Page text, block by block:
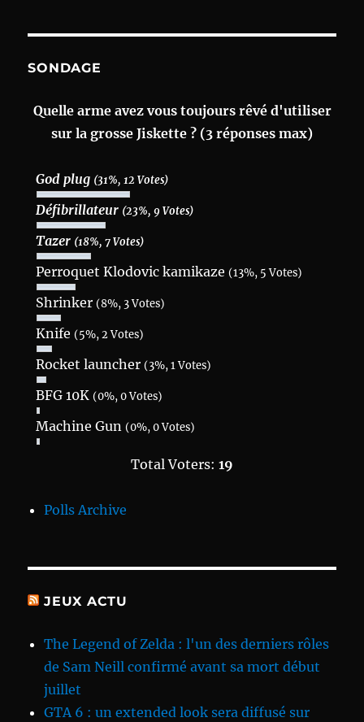
SONDAGE
Quelle arme avez vous toujours rêvé d'utiliser
sur la grosse Jiskette ? (3 réponses max)
God plug (31%, 12 Votes)
Défibrillateur (23%, 9 Votes)
Tazer (18%, 7 Votes)
Perroquet Klodovic kamikaze(13%, 5 Votes)
Shrinker(8%, 3 Votes)
Knife(5%, 2 Votes)
Rocket launcher(3%, 1 Votes)
BFG 10K(0%, 0 Votes)
Machine Gun(0%, 0 Votes)
Total Voters: 19
Polls Archive
JEUX ACTU
The Legend of Zelda : l'un des derniers rôles
de Sam Neill confirmé avant sa mort début
juillet
GTA 6 : un extended look sera diffusé sur